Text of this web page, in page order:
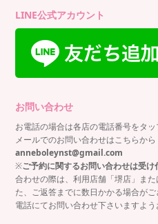
LINE公式アカウント
お問い合わせ
お電話の場合は各店の電話番号をタッ
メールでのお問い合わせはこちらから
anneboleynst@gmail.com
※ご予約に関するお問い合わせは受け
合わせの際は、利用店舗「堺店」ま
た、ご返答までに数日かかる場合が
電話にてお問い合わせ下さいますよう